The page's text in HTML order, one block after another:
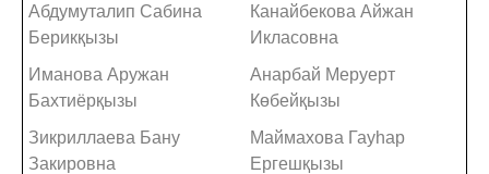
Абдумуталип Сабина
Берикқызы
Канайбекова Айжан
Икласовна
Иманова Аружан
Бахтиёрқызы
Анарбай Меруерт
Көбейқызы
Зикриллаева Бану
Закировна
Маймахова Гауһар
Ергешқызы